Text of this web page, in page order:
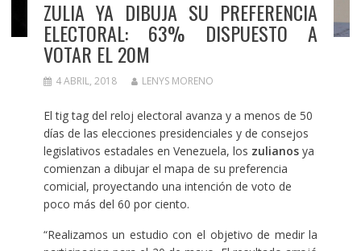
ZULIA YA DIBUJA SU PREFERENCIA
ELECTORAL: 63% DISPUESTO A
VOTAR EL 20M
4 ABRIL, 2018 LENYS MORENO
El tig tag del reloj electoral avanza y a menos de 50
días de las elecciones presidenciales y de consejos
legislativos estadales en Venezuela, los zulianosya
comienzan a dibujar el mapa de su preferencia
comicial, proyectando una intención de voto de
poco más del 60 por ciento.
“Realizamos un estudio con el objetivo de medir la